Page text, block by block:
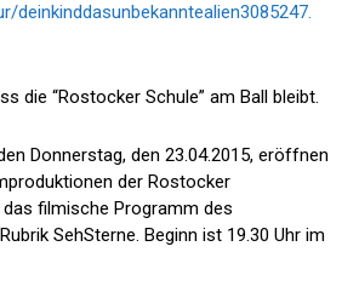
deinkinddasunbekanntealien3085247.
die “Rostocker Schule” am Ball bleibt.
Donnerstag, den 23.04.2015, eröffnen
der Rostocker
filmische Programm des
SehSterne. Beginn ist 19.30 Uhr im